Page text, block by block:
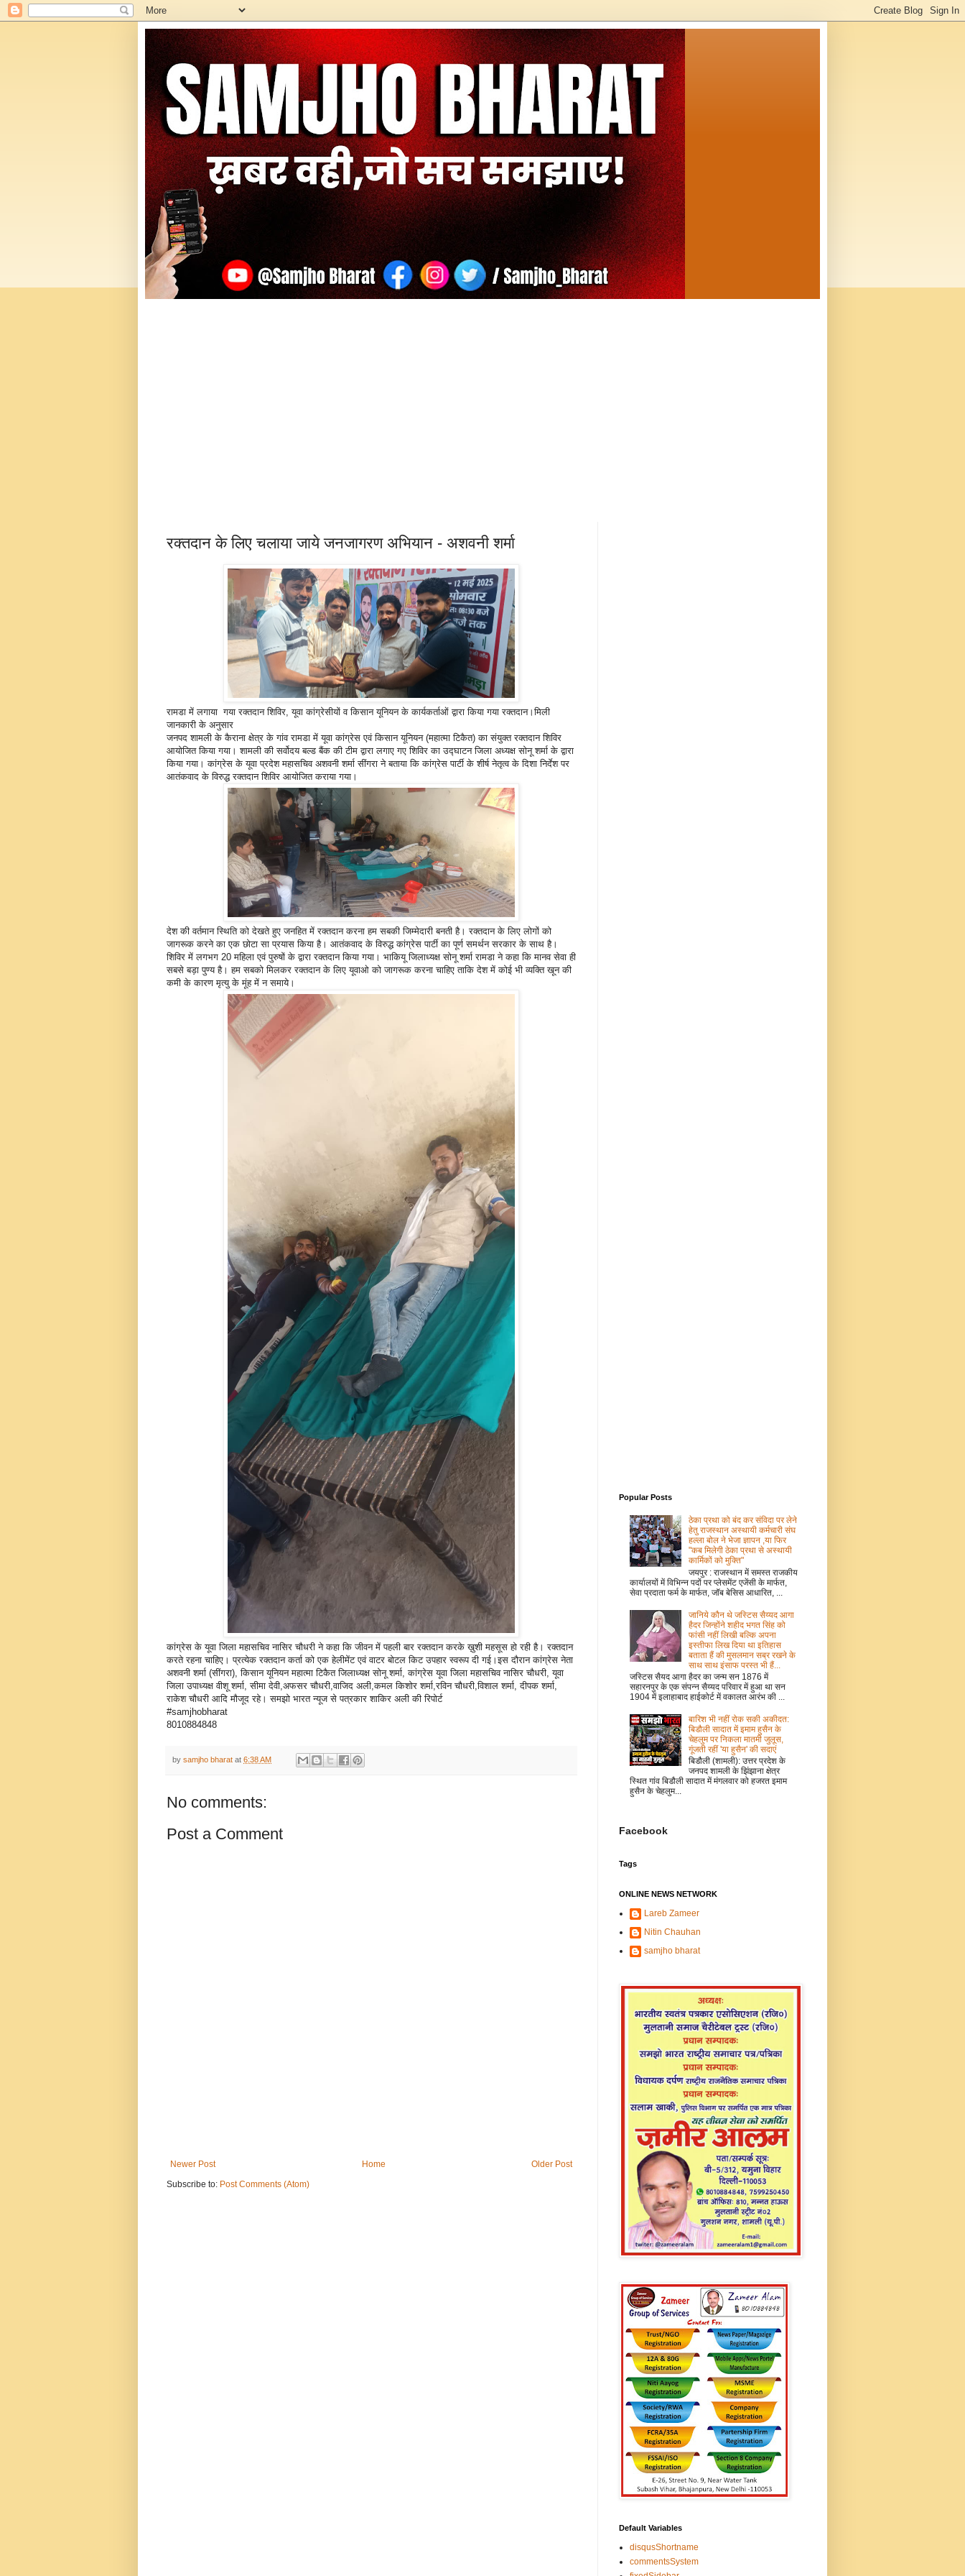
रक्तदान के लिए चलाया जाये जनजागरण अभियान - अशवनी शर्मा
रामडा में लगाया गया रक्तदान शिविर, यूवा कांग्रेसीयों व किसान यूनियन के कार्यकर्ताओं द्वारा किया गया रक्तदान।मिली
जानकारी के अनुसार
जनपद शामली के कैराना क्षेत्र के गांव रामडा में यूवा कांग्रेस एवं किसान यूनियन (महात्मा टिकैत) का संयुक्त रक्तदान शिविर
आयोजित किया गया। शामली की सर्वोदय बल्ड बैंक की टीम द्वारा लगाए गए शिविर का उद्घाटन जिला अध्यक्ष सोनू शर्मा के द्वारा
किया गया। कांग्रेस के यूवा प्रदेश महासचिव अशवनी शर्मा सींगरा ने बताया कि कांग्रेस पार्टी के शीर्ष नेतृत्व के दिशा निर्देश पर
आतंकवाद के विरुद्ध रक्तदान शिविर आयोजित कराया गया।
देश की वर्तमान स्थिति को देखते हुए जनहित में रक्तदान करना हम सबकी जिम्मेदारी बनती है। रक्तदान के लिए लोगों को
जागरूक करने का एक छोटा सा प्रयास किया है। आतंकवाद के विरुद्ध कांग्रेस पार्टी का पूर्ण समर्थन सरकार के साथ है।
शिविर में लगभग 20 महिला एवं पुरुषों के द्वारा रक्तदान किया गया। भाकियू जिलाध्यक्ष सोनू शर्मा रामडा ने कहा कि मानव सेवा ही
सबसे बड़ा पुण्य है। हम सबको मिलकर रक्तदान के लिए यूवाओ को जागरूक करना चाहिए ताकि देश में कोई भी व्यक्ति खून की
कमी के कारण मृत्यु के मूंह में न समाये।
कांग्रेस के यूवा जिला महासचिव नासिर चौधरी ने कहा कि जीवन में पहली बार रक्तदान करके ख़ुशी महसूस हो रही है। रक्तदान
करते रहना चाहिए। प्रत्येक रक्तदान कर्ता को एक हेलीमेंट एवं वाटर बोटल किट उपहार स्वरूप दी गई।इस दौरान कांग्रेस नेता
अशवनी शर्मा (सींगरा), किसान यूनियन महात्मा टिकैत जिलाध्यक्ष सोनू शर्मा, कांग्रेस यूवा जिला महासचिव नासिर चौधरी, यूवा
जिला उपाध्यक्ष वीशू शर्मा, सीमा देवी,अफसर चौधरी,वाजिद अली,कमल किशोर शर्मा,रविन चौधरी,विशाल शर्मा, दीपक शर्मा,
राकेश चौधरी आदि मौजूद रहे। समझो भारत न्यूज से पत्रकार शाकिर अली की रिपोर्ट
#samjhobharat
8010884848
by samjho bharat at 6:38 AM
No comments:
Post a Comment
Newer Post Older Post
Home
Subscribe to: Post Comments (Atom)
Popular Posts
ठेका प्रथा को बंद कर संविदा पर लेने
हेतु राजस्थान अस्थायी कर्मचारी संघ
हल्ला बोल ने भेजा ज्ञापन ,या फिर
"कब मिलेगी ठेका प्रथा से अस्थायी
कार्मिकों को मुक्ति"
जयपुर : राजस्थान में समस्त राजकीय
कार्यालयों में विभिन्न पदों पर प्लेसमेंट एजेंसी के मार्फत,
सेवा प्रदाता फर्म के मार्फत, जॉब बेसिस आधारित, ...
जानिये कौन थे जस्टिस सैय्यद आगा
हैदर जिन्होंने शहीद भगत सिंह को
फांसी नहीं लिखी बल्कि अपना
इस्तीफा लिख दिया था इतिहास
बताता हैं की मुसलमान सब्र रखने के
साथ साथ इंसाफ परस्त भी हैं...
जस्टिस सैयद आगा हैदर का जन्म सन 1876 में
सहारनपुर के एक संपन्न सैय्यद परिवार में हुआ था सन
1904 में इलाहाबाद हाईकोर्ट में वकालत आरंभ की ...
बारिश भी नहीं रोक सकी अकीदत:
बिडौली सादात में इमाम हुसैन के
चेहलुम पर निकला मातमी जुलूस,
गूंजती रहीं 'या हुसैन' की सदाएं
बिडौली (शामली): उत्तर प्रदेश के
जनपद शामली के झिंझाना क्षेत्र
स्थित गांव बिडौली सादात में मंगलवार को हजरत इमाम
हुसैन के चेहलुम...
Facebook
Tags
ONLINE NEWS NETWORK
Lareb Zameer
Nitin Chauhan
samjho bharat
Default Variables
disqusShortname
commentsSystem